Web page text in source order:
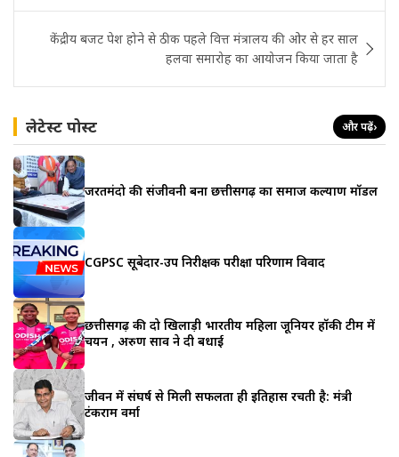
केंद्रीय बजट पेश होने से ठीक पहले वित्त मंत्रालय की ओर से हर साल
हलवा समारोह का आयोजन किया जाता है
लेटेस्ट पोस्ट और पढ़ें›
जरूरतमंदो की संजीवनी बना छत्तीसगढ़ का समाज कल्याण मॉडल
CGPSC सूबेदार-उप निरीक्षक परीक्षा परिणाम विवाद
छत्तीसगढ़ की दो खिलाड़ी भारतीय महिला जूनियर हॉकी टीम में
चयन , अरुण साव ने दी बधाई
जीवन में संघर्ष से मिली सफलता ही इतिहास रचती है: मंत्री
टंकराम वर्मा